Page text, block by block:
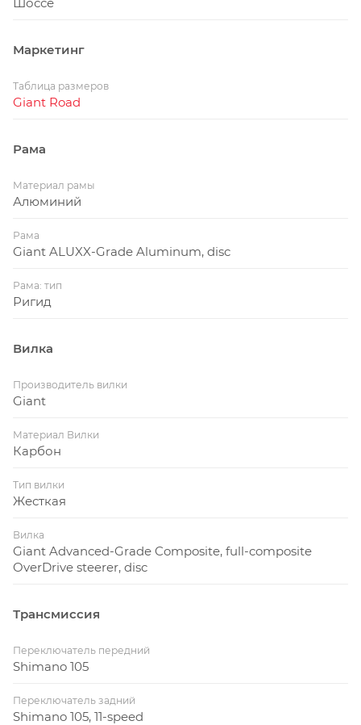
Маркетинг
Таблица размеров
Giant Road
Рама
Материал рамы
Алюминий
Рама
Giant ALUXX-Grade Aluminum, disc
Рама: тип
Ригид
Вилка
Производитель вилки
Giant
Материал Вилки
Карбон
Тип вилки
Жесткая
Вилка
Giant Advanced-Grade Composite, full-composite
OverDrive steerer, disc
Трансмиссия
Переключатель передний
Shimano 105
Переключатель задний
Shimano 105, 11-speed